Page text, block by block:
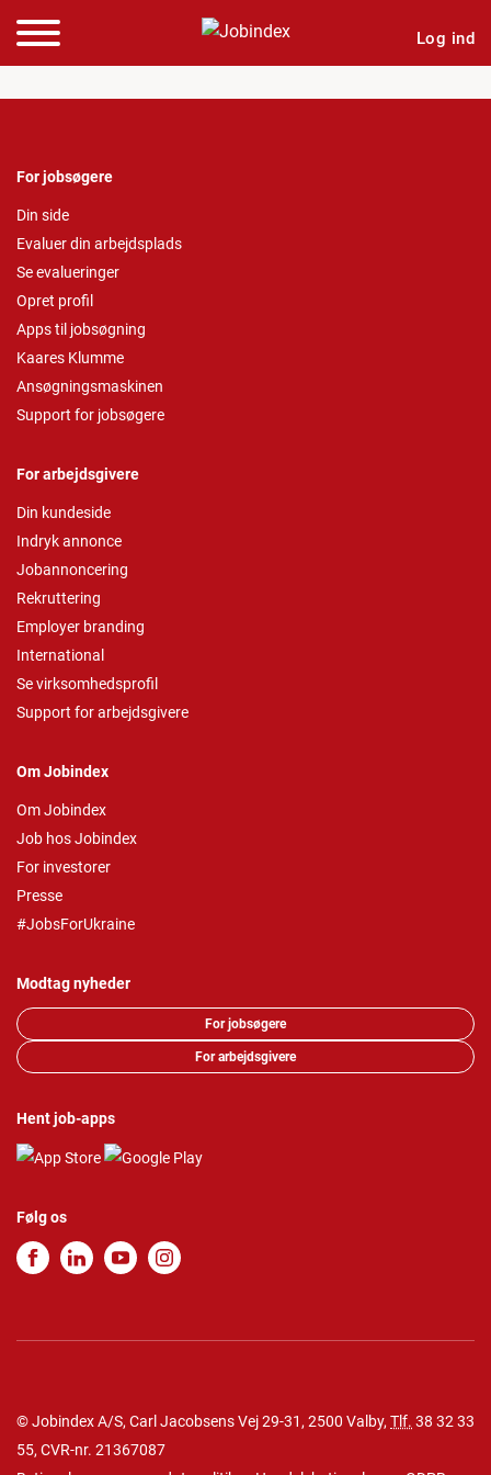
Log ind
For jobsøgere
Din side
Evaluer din arbejdsplads
Se evalueringer
Opret profil
Apps til jobsøgning
Kaares Klumme
Ansøgningsmaskinen
Support for jobsøgere
For arbejdsgivere
Din kundeside
Indryk annonce
Jobannoncering
Rekruttering
Employer branding
International
Se virksomhedsprofil
Support for arbejdsgivere
Om Jobindex
Om Jobindex
Job hos Jobindex
For investorer
Presse
#JobsForUkraine
Modtag nyheder
For jobsøgere
For arbejdsgivere
Hent job-apps
Følg os
© Jobindex A/S, Carl Jacobsens Vej 29-31, 2500 Valby, Tlf. 38 32 33
55, CVR-nr. 21367087